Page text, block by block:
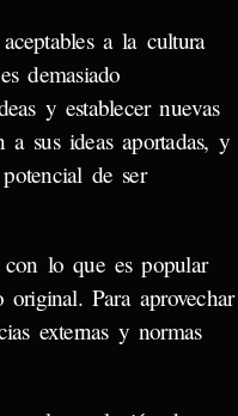
a la cultura
demasiado
y establecer nuevas
a sus ideas aportadas, y
de ser
lo que es popular
Para aprovechar
externas y normas